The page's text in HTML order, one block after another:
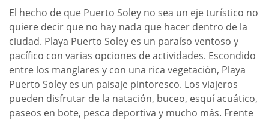
El hecho de que Puerto Soley no sea un eje turístico no
quiere decir que no hay nada que hacer dentro de la
ciudad. Playa Puerto Soley es un paraíso ventoso y
pacífico con varias opciones de actividades. Escondido
entre los manglares y con una rica vegetación, Playa
Puerto Soley es un paisaje pintoresco. Los viajeros
pueden disfrutar de la natación, buceo, esquí acuático,
paseos en bote, pesca deportiva y mucho más. Frente